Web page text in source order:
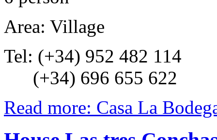
Area: Village
Tel: (+34) 952 482 114
(+34) 696 655 622
Read more: Casa La